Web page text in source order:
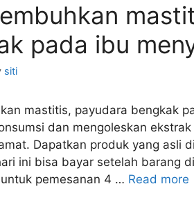
pada ibu
siti
mastitis, payudara bengkak
dan mengoleskan
Dapatkan produk yang asli
ini bisa bayar setelah barang
pemesanan 4 … Read more